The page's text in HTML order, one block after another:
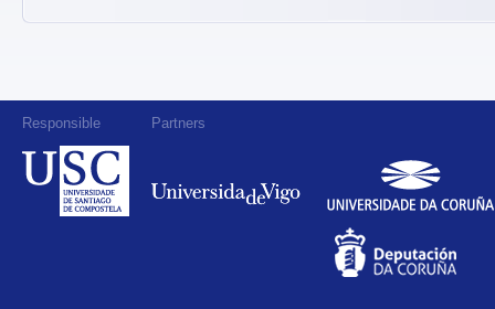
Responsible Partners